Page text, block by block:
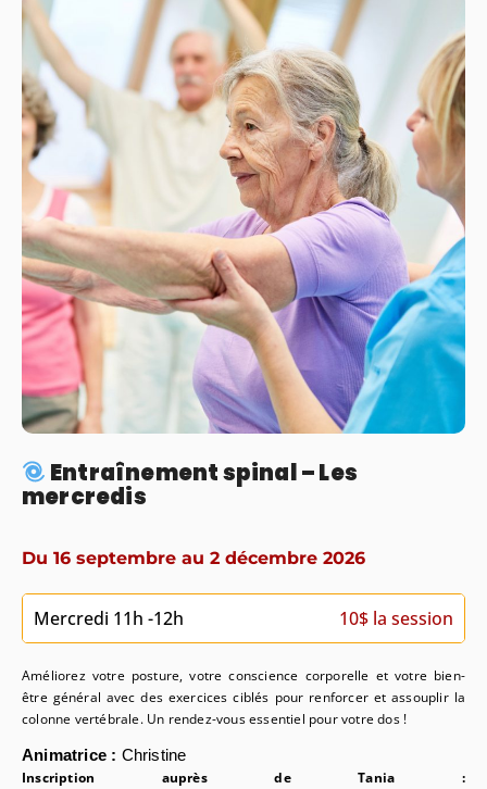
Entraînement spinal – Les
mercredis
Du 16 septembre au 2 décembre 2026
Mercredi 11h -12h 10$ la session
Améliorez votre posture, votre conscience corporelle et votre bien-
être général avec des exercices ciblés pour renforcer et assouplir la
colonne vertébrale. Un rendez-vous essentiel pour votre dos !
Animatrice : Christine
Inscription auprès de Tania :